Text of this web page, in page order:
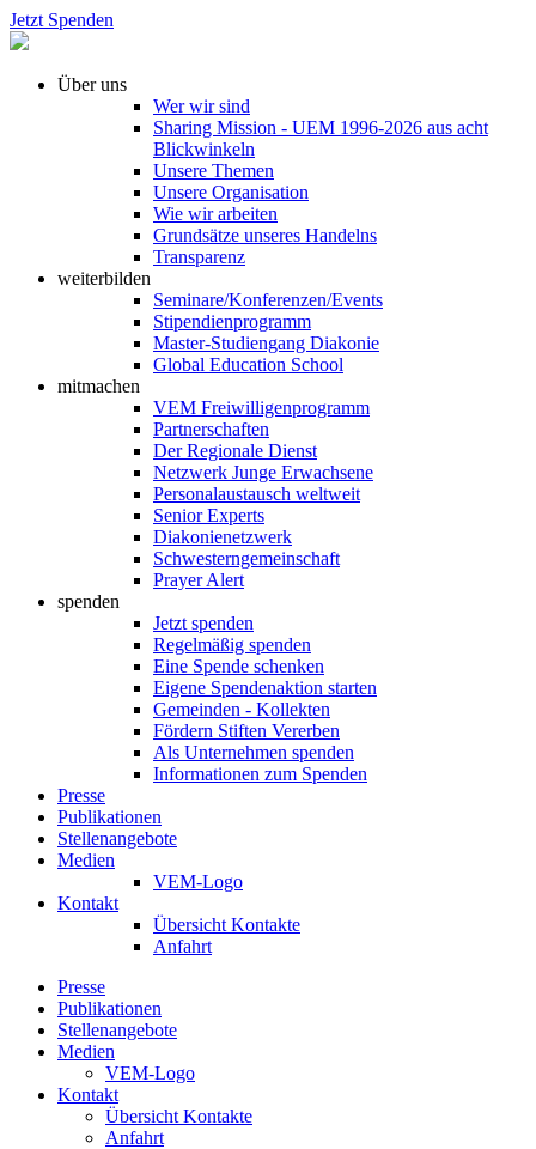
Jetzt Spenden
Über uns
Wer wir sind
Sharing Mission - UEM 1996-2026 aus acht
Blickwinkeln
Unsere Themen
Unsere Organisation
Wie wir arbeiten
Grundsätze unseres Handelns
Transparenz
weiterbilden
Seminare/Konferenzen/Events
Stipendienprogramm
Master-Studiengang Diakonie
Global Education School
mitmachen
VEM Freiwilligenprogramm
Partnerschaften
Der Regionale Dienst
Netzwerk Junge Erwachsene
Personalaustausch weltweit
Senior Experts
Diakonienetzwerk
Schwesterngemeinschaft
Prayer Alert
spenden
Jetzt spenden
Regelmäßig spenden
Eine Spende schenken
Eigene Spendenaktion starten
Gemeinden - Kollekten
Fördern Stiften Vererben
Als Unternehmen spenden
Informationen zum Spenden
Presse
Publikationen
Stellenangebote
Medien
VEM-Logo
Kontakt
Übersicht Kontakte
Anfahrt
Presse
Publikationen
Stellenangebote
Medien
VEM-Logo
Kontakt
Übersicht Kontakte
Anfahrt